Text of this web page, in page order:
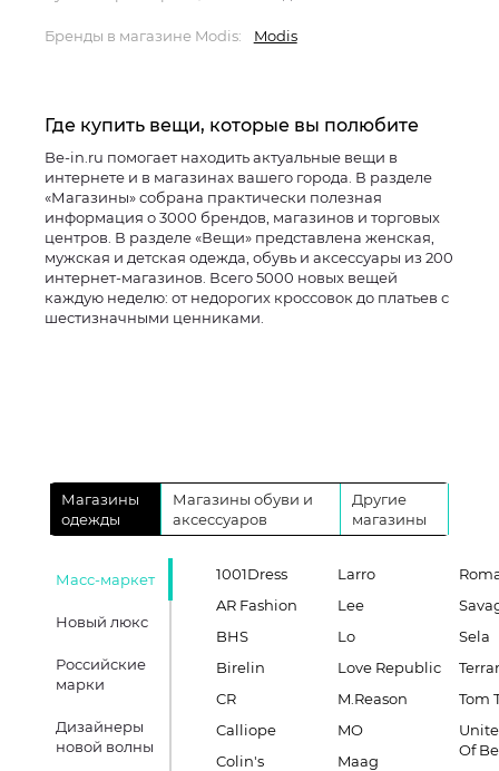
Бренды в магазине Modis: Modis
Где купить вещи, которые вы полюбите
Be-in.ru помогает находить актуальные вещи в
интернете и в магазинах вашего города. В разделе
«Магазины» собрана практически полезная
информация о 3000 брендов, магазинов и торговых
центров. В разделе «Вещи» представлена женская,
мужская и детская одежда, обувь и аксессуары из 200
интернет-магазинов. Всего 5000 новых вещей
каждую неделю: от недорогих кроссовок до платьев с
шестизначными ценниками.
Магазины
одежды
Магазины обуви и
аксессуаров
Другие
магазины
Масс-маркет
Новый люкс
Российские
марки
Дизайнеры
новой волны
1001Dress
AR Fashion
BHS
Birelin
CR
Calliope
Colin's
Larro
Lee
Lo
Love Republic
M.Reason
MO
Maag
Sela
Tom
Of